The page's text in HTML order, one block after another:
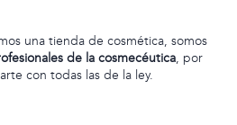
una tienda de cosmética, somos
de la cosmecéutica, por
con todas las de la ley.